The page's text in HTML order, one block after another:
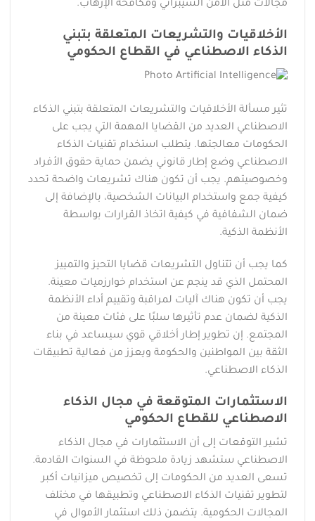
مجالات مثل الأمن السيبراني ومكافحة الإرهاب.
الأخلاقيات والتشريعات المتعلقة بتبني
الذكاء الاصطناعي في القطاع الحكومي
تثير مسألة الأخلاقيات والتشريعات المتعلقة بتبني الذكاء
الاصطناعي العديد من القضايا المهمة التي يجب على
الحكومات معالجتها. يتطلب استخدام تقنيات الذكاء
الاصطناعي وضع إطار قانوني يضمن حماية حقوق الأفراد
وخصوصيتهم. يجب أن تكون هناك تشريعات واضحة تحدد
كيفية جمع واستخدام البيانات الشخصية، بالإضافة إلى
ضمان الشفافية في كيفية اتخاذ القرارات بواسطة
الأنظمة الذكية.
كما يجب أن تتناول التشريعات قضايا التحيز والتمييز
المحتمل الذي قد ينجم عن استخدام خوارزميات معينة.
يجب أن تكون هناك آليات لمراقبة وتقييم أداء الأنظمة
الذكية لضمان عدم تأثيرها سلبًا على فئات معينة من
المجتمع. إن تطوير إطار أخلاقي قوي سيساعد في بناء
الثقة بين المواطنين والحكومة ويعزز من فعالية تطبيقات
الذكاء الاصطناعي.
الاستثمارات المتوقعة في مجال الذكاء
الاصطناعي للقطاع الحكومي
تشير التوقعات إلى أن الاستثمارات في مجال الذكاء
الاصطناعي ستشهد زيادة ملحوظة في السنوات القادمة.
تسعى العديد من الحكومات إلى تخصيص ميزانيات أكبر
لتطوير تقنيات الذكاء الاصطناعي وتطبيقها في مختلف
المجالات الحكومية. يتضمن ذلك استثمار الأموال في